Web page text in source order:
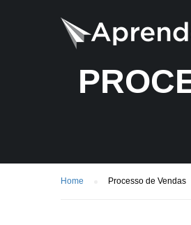
Home Processo de Vendas